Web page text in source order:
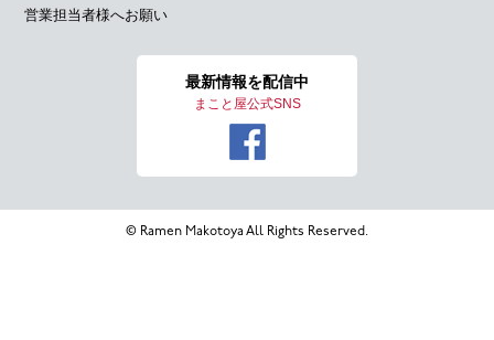
営業担当者様へお願い
最新情報を配信中
まこと屋公式SNS
© Ramen Makotoya All Rights Reserved.